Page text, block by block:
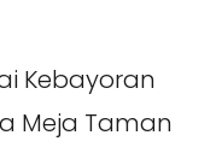
Kebayoran
Meja Taman